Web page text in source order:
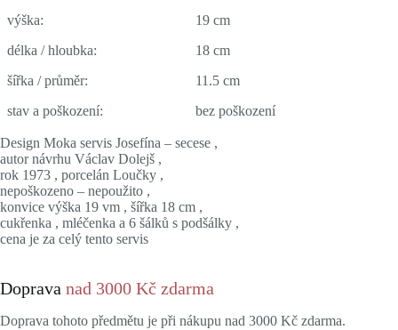
výška:
19 cm
délka / hloubka:
18 cm
šířka / průměr:
11.5 cm
stav a poškození:
bez poškození
Design Moka servis Josefína – secese ,
autor návrhu Václav Dolejš ,
rok 1973 , porcelán Loučky ,
nepoškozeno – nepoužito ,
konvice výška 19 vm , šířka 18 cm ,
cukřenka , mléčenka a 6 šálků s podšálky ,
cena je za celý tento servis
Doprava nad 3000 Kč zdarma
Doprava tohoto předmětu je při nákupu nad 3000 Kč zdarma.